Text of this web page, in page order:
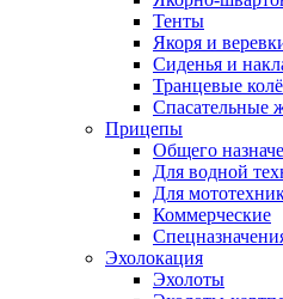
Тенты
Якоря и
Сиденья и
Транцевые
Спасательные
Прицепы
Общего
Для водной
Для
Коммерческие
Эхолокация
Эхолоты